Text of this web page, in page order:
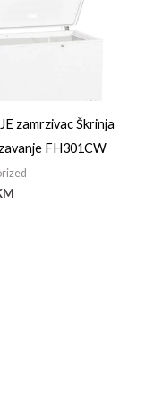
zamrzivac Škrinja
FH301CW